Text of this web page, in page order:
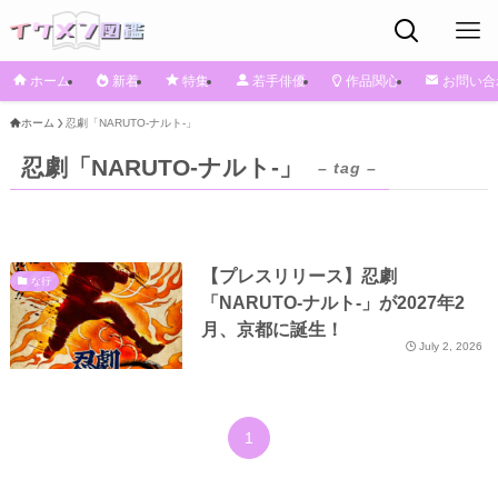
ホーム 新着 特集 若手俳優 作品関心 お問い
ホーム 忍劇「NARUTO-ナルト-」
忍劇「NARUTO-ナルト-」 – tag –
な行
【プレスリリース】忍劇
「NARUTO-ナルト-」が2027年2
月、京都に誕生！
July 2, 2026
1